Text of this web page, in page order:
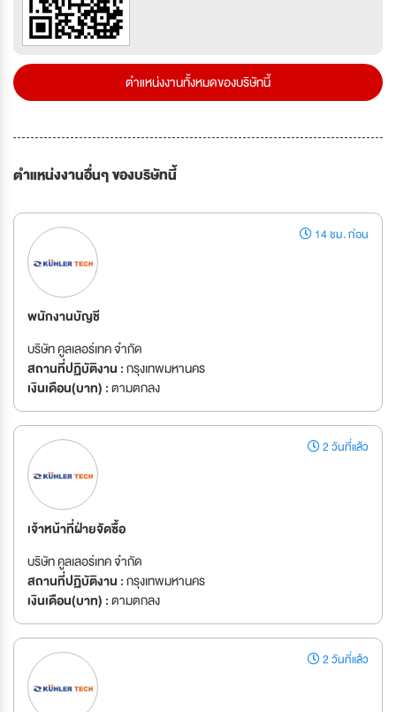
ตำแหน่งงานทั้งหมดของบริษัทนี้
ตำแหน่งงานอื่นๆ ของบริษัทนี้
14 ชม. ก่อน
พนักงานบัญชี
บริษัท คูลเลอร์เทค จำกัด
สถานที่ปฏิบัติงาน :กรุงเทพมหานคร
เงินเดือน(บาท) :ตามตกลง
2 วันที่แล้ว
เจ้าหน้าที่ฝ่ายจัดซื้อ
บริษัท คูลเลอร์เทค จำกัด
สถานที่ปฏิบัติงาน :กรุงเทพมหานคร
เงินเดือน(บาท) :ตามตกลง
2 วันที่แล้ว